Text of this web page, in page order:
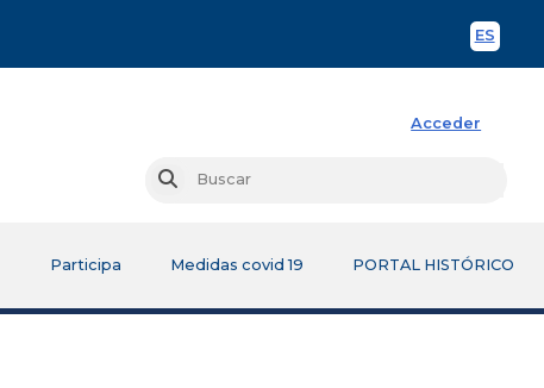
ES
Acceder
Buscar
Participa Medidas covid 19 PORTAL HISTÓRICO